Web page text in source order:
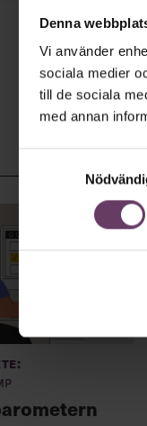
Denna
Vi använder
sociala medier
till de sociala
med annan